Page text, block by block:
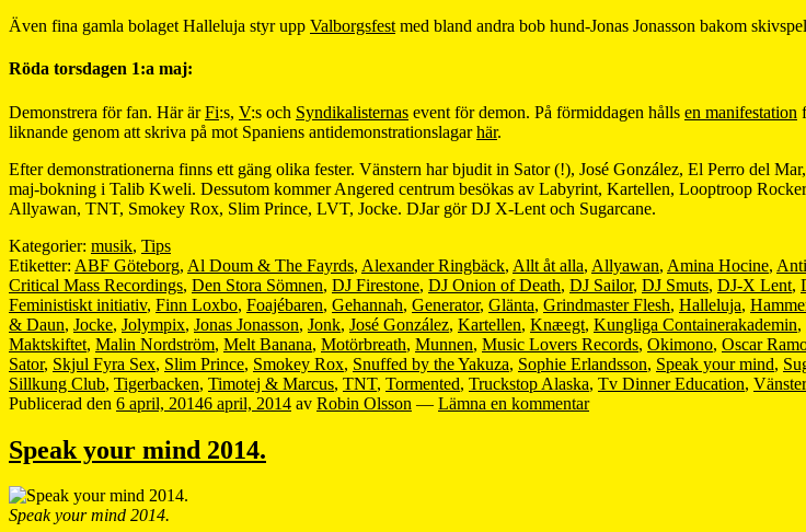
Även fina gamla bolaget Halleluja styr upp Valborgsfest med bland andra bob hund-Jonas Jonasson bakom
Röda torsdagen 1:a maj:
Demonstrera för fan. Här ärFi:s, V:s och Syndikalisternas event för demon. På förmiddagen hålls en manifestation
liknande genom att skriva på mot Spaniens antidemonstrationslagarhär.
Efter demonstrationerna finns ett gäng olika fester. Vänstern har bjudit in Sator (!), José González, El Perro del
maj-bokning i Talib Kweli. Dessutom kommer Angered centrum besökas av Labyrint, Kartellen, Looptroop
Allyawan, TNT, Smokey Rox, Slim Prince, LVT, Jocke. DJar gör DJ X-Lent och Sugarcane.
Kategorier: musik, Tips
Etiketter: ABF Göteborg, Al Doum & The Fayrds, Alexander Ringbäck, Allt åt alla, Allyawan, Amina Hocine,
Critical Mass Recordings, Den Stora Sömnen, DJ Firestone, DJ Onion of Death, DJ Sailor, DJ Smuts, DJ-X Lent,
Feministiskt initiativ, Finn Loxbo, Foajébaren, Gehannah, Generator, Glänta, Grindmaster Flesh, Halleluja,
& Daun, Jocke, Jolympix, Jonas Jonasson, Jonk, José González, Kartellen, Knæegt, Kungliga Containerakademin,
Maktskiftet, Malin Nordström, Melt Banana, Motörbreath, Munnen, Music Lovers Records, Okimono, Oscar
Sator, Skjul Fyra Sex, Slim Prince, Smokey Rox, Snuffed by the Yakuza, Sophie Erlandsson, Speak your mind,
Sillkung Club, Tigerbacken, Timotej & Marcus, TNT, Tormented, Truckstop Alaska, Tv Dinner Education,
Publicerad den 6 april, 20146 april, 2014 av Robin Olsson — Lämna en kommentar
Speak your mind 2014.
Speak your mind 2014.